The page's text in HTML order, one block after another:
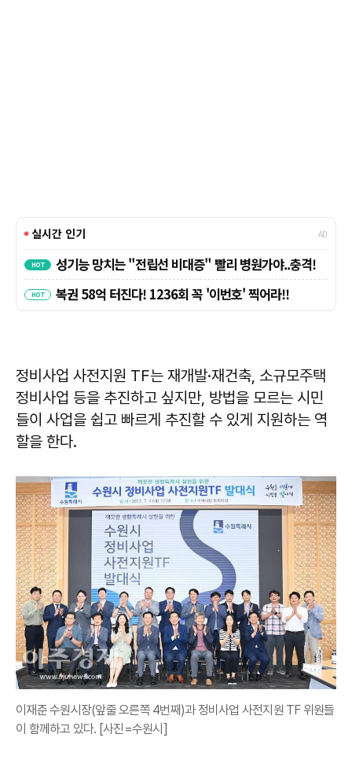
정비사업 사전지원 TF는 재개발·재건축, 소규모주택
정비사업 등을 추진하고 싶지만, 방법을 모르는 시민
들이 사업을 쉽고 빠르게 추진할 수 있게 지원하는 역
할을 한다.
이재준 수원시장(앞줄 오른쪽 4번째)과 정비사업 사전지원 TF 위원들
이 함께하고 있다. [사진=수원시]